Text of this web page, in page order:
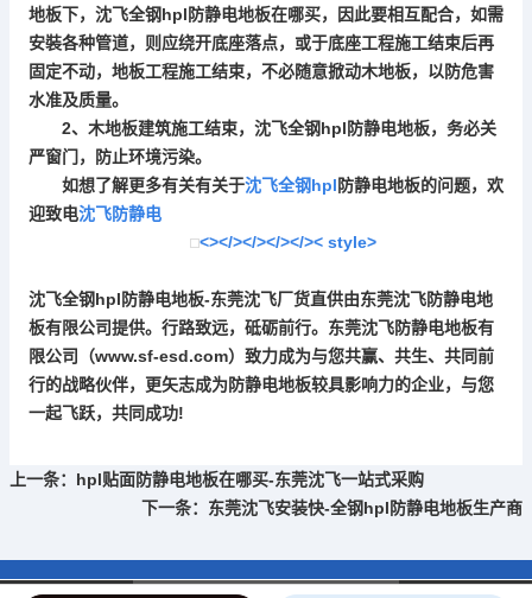
地板下，沈飞全钢hpl防静电地板在哪买，因此要相互配合，如需
安裝各种管道，则应绕开底座落点，或于底座工程施工结束后再
固定不动，地板工程施工结束，不必随意掀动木地板，以防危害
水准及质量。
2、木地板建筑施工结束，沈飞全钢hpl防静电地板，务必关
严窗门，防止环境污染。
如想了解更多有关有关于沈飞全钢hpl防静电地板的问题，欢
迎致电沈飞防静电
<></></></></>< style>
沈飞全钢hpl防静电地板-东莞沈飞厂货直供由东莞沈飞防静电地
板有限公司提供。行路致远，砥砺前行。东莞沈飞防静电地板有
限公司（www.sf-esd.com）致力成为与您共赢、共生、共同前
行的战略伙伴，更矢志成为防静电地板较具影响力的企业，与您
一起飞跃，共同成功!
上一条： hpl贴面防静电地板在哪买-东莞沈飞一站式采购
下一条： 东莞沈飞安装快-全钢hpl防静电地板生产商